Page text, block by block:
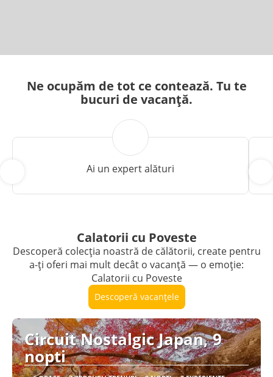
Ne ocupăm de tot ce contează. Tu te
bucuri de vacanță.
Ai un expert alături
Calatorii cu Poveste
Descoperă colecția noastră de călătorii, create pentru
a-ți oferi mai mult decât o vacanță — o emoție:
Calatorii cu Poveste
Descoperă vacanțele
Circuit Nostalgic Japan, 9
nopti